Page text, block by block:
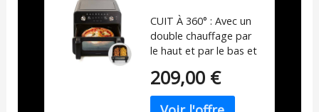
zones avec
Fenêtre, XL
Panier Flexible,
Séparateur
Amovible, 9,6L,
30°-230°C, Vapeur
CUIT À 360° : Avec un
double chauffage par
le haut et par le bas et
cette grande friteuse à
air offre une cuisson
209,00 €